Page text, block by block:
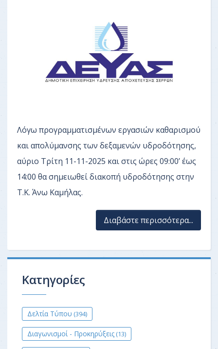
Λόγω προγραμματισμένων εργασιών καθαρισμού
και απολύμανσης των δεξαμενών υδροδότησης,
αύριο Τρίτη 11-11-2025 και στις ώρες 09:00’ έως
14:00 θα σημειωθεί διακοπή υδροδότησης στην
Τ.Κ. Άνω Καμήλας.
Διαβάστε περισσότερα...
Κατηγορίες
Δελτία Τύπου (394)
Διαγωνισμοί - Προκηρύξεις (13)